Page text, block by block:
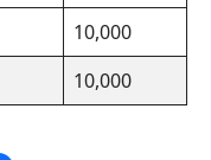
10,000
10,000